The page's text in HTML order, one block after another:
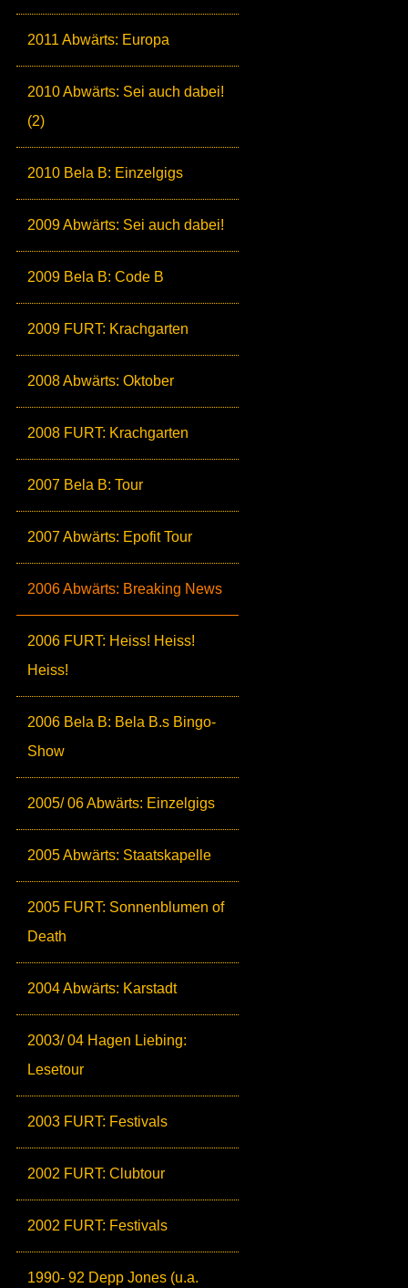
2011 Abwärts: Europa
2010 Abwärts: Sei auch dabei!
(2)
2010 Bela B: Einzelgigs
2009 Abwärts: Sei auch dabei!
2009 Bela B: Code B
2009 FURT: Krachgarten
2008 Abwärts: Oktober
2008 FURT: Krachgarten
2007 Bela B: Tour
2007 Abwärts: Epofit Tour
2006 Abwärts: Breaking News
2006 FURT: Heiss! Heiss!
Heiss!
2006 Bela B: Bela B.s Bingo-
Show
2005/ 06 Abwärts: Einzelgigs
2005 Abwärts: Staatskapelle
2005 FURT: Sonnenblumen of
Death
2004 Abwärts: Karstadt
2003/ 04 Hagen Liebing:
Lesetour
2003 FURT: Festivals
2002 FURT: Clubtour
2002 FURT: Festivals
1990- 92 Depp Jones (u.a.